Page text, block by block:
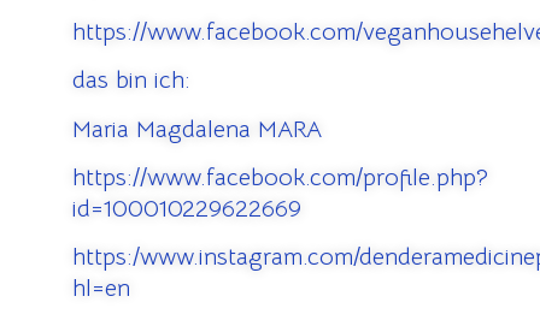
https://www.facebook.com/
das bin ich:
Maria Magdalena MARA
https://www.facebook.com/profile.php?
id=100010229622669
https:/www.instagram.com/
hl=en